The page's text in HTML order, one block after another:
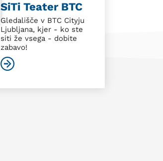
SiTi Teater BTC
Gledališče v BTC Cityju
Ljubljana, kjer - ko ste
siti že vsega - dobite
zabavo!